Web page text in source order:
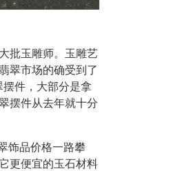
批玉雕师。玉雕艺
翠市场的确受到了
件，大部分是拿
摆件从去年就十分
饰品价格一路攀
更便宜的玉石材料